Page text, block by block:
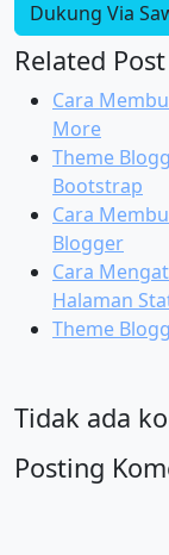
Dukung Via
Related Post
Cara
More
Theme
Bootstrap
Cara
Blogger
Cara
Halaman
Theme
Tidak ada
Posting